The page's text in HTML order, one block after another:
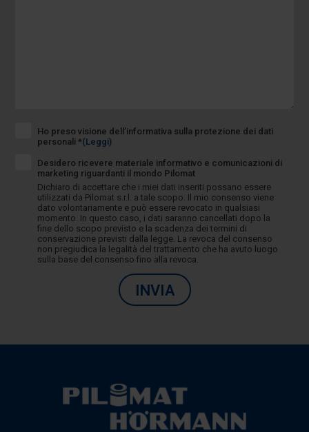
Ho preso visione dell’informativa sulla protezione dei dati
personali *(Leggi)
Desidero ricevere materiale informativo e comunicazioni di
marketing riguardanti il mondo Pilomat
Dichiaro di accettare che i miei dati inseriti possano essere
utilizzati da Pilomat s.r.l. a tale scopo. Il mio consenso viene
dato volontariamente e può essere revocato in qualsiasi
momento. In questo caso, i dati saranno cancellati dopo la
fine dello scopo previsto e la scadenza dei termini di
conservazione previsti dalla legge. La revoca del consenso
non pregiudica la legalità del trattamento che ha avuto luogo
sulla base del consenso fino alla revoca.
INVIA